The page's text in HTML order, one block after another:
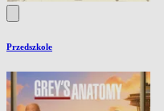
Przedszkole